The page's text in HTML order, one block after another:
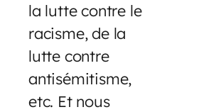
la lutte contre le
racisme, de la
lutte contre
antisémitisme,
etc. Et nous